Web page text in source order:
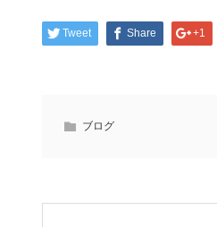
Tweet Share +1
ブログ